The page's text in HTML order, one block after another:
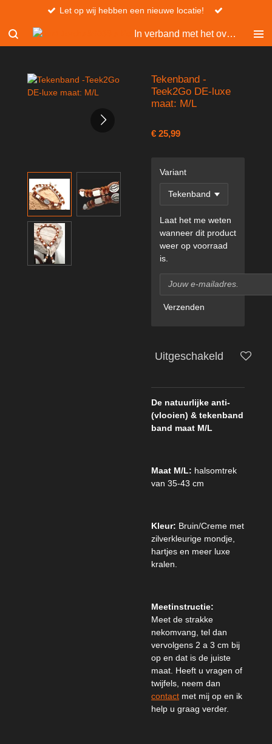
naar
In verband met het overlijden van Christel, kan er niet besteld worden via de website.
Let op wij hebben een nieuwe locatie!
Tekenband -
Teek2Go DE-luxe
maat: M/L
€ 25,99
Variant
Laat het me weten
wanneer dit product
weer op voorraad
is.
Verzenden
Uitgeschakeld
De natuurlijke anti-
(vlooien) & tekenband
band maat M/L
Maat M/L: halsomtrek
van 35-43 cm
Kleur: Bruin/Creme met
zilverkleurige mondje,
hartjes en meer luxe
kralen.
Meetinstructie:
Meet de strakke
nekomvang, tel dan
vervolgens 2 a 3 cm bij
op en dat is de juiste
maat. Heeft u vragen of
twijfels, neem dan
contact met mij op en ik
help u graag verder.